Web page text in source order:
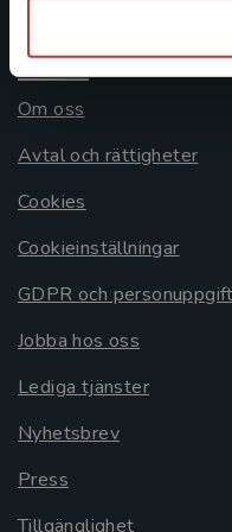
Allmänna länkar
Om oss
Avtal och rättigheter
Cookies
Cookieinställningar
GDPR och
Jobba hos oss
Lediga tjänster
Nyhetsbrev
Press
Tillgänglighet